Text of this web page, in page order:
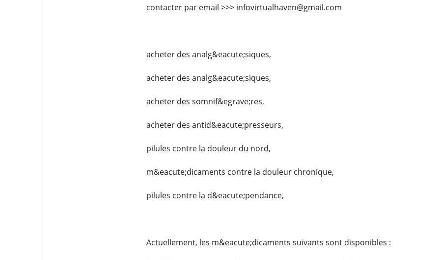
contacter par email >>> infovirtualhaven@gmail.com
acheter des analg&eacute;siques,
acheter des analg&eacute;siques,
acheter des somnif&egrave;res,
acheter des antid&eacute;presseurs,
pilules contre la douleur du nord,
m&eacute;dicaments contre la douleur chronique,
pilules contre la d&eacute;pendance,
Actuellement, les m&eacute;dicaments suivants sont disponibles :